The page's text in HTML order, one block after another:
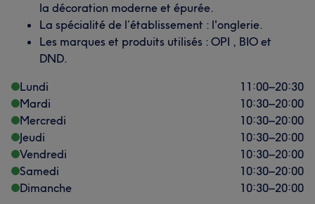
la décoration moderne et épurée.
La spécialité de l’établissement : l'onglerie.
Les marques et produits utilisés : OPI , BIO et
DND.
Lundi
11:00–20:30
Mardi
10:30–20:00
Mercredi
10:30–20:00
Jeudi
10:30–20:00
Vendredi
10:30–20:00
Samedi
10:30–20:00
Dimanche
10:30–20:00